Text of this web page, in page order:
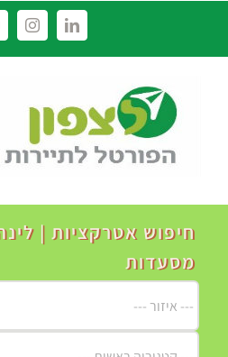
LinkedIn
חיפוש אטרקציות |
מסעדות